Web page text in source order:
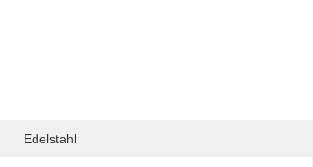
Edelstahl